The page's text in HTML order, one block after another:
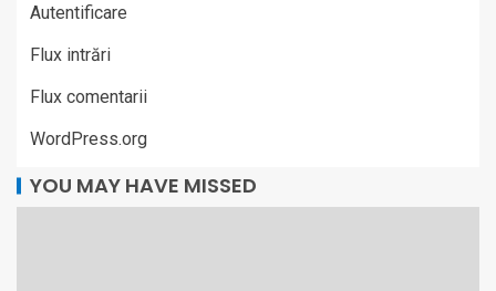
Autentificare
Flux intrări
Flux comentarii
WordPress.org
YOU MAY HAVE MISSED